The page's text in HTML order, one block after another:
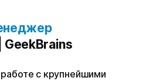
с крупнейшими